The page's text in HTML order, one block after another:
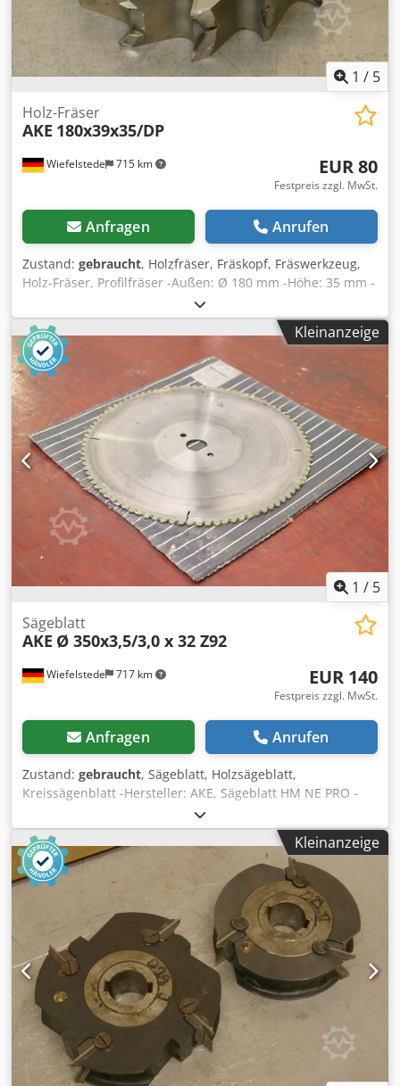
1 / 5
Wiefelstede 715 km
Holz-Fräser
AKE 180x39x35/DP
EUR 80
Festpreis zzgl. MwSt.
Anfragen Anrufen
Zustand: gebraucht, Holzfräser, Fräskopf, Fräswerkzeug,
Holz-Fräser, Profilfräser -Außen: Ø 180 mm -Höhe: 35 mm -
Radius: 25 mm Dedpjciv S Nsfx Ai Tock -Aufnahme: Ø 30
mm -Gewicht: 5,8 kg
Kleinanzeige
1 / 5
Wiefelstede 717 km
Sägeblatt
AKE Ø 350x3,5/3,0 x 32 Z92
EUR 140
Festpreis zzgl. MwSt.
Anfragen Anrufen
Zustand: gebraucht, Sägeblatt, Holzsägeblatt,
Kreissägenblatt -Hersteller: AKE, Sägeblatt HM NE PRO -
Typ: Ø 350x3,5/3,0 x 32 Z92 = T 11,95 -Art. Nr.: 0507-
1064541X HW -Drehzahl: n max. 5400 U/min -Abmessung
Karton: 390/390/H10 mm Dcsdpsuaqzbjfx Ai Tjk -Gewicht:
2,3 kg
Kleinanzeige